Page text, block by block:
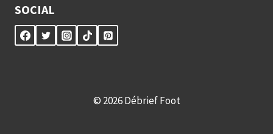
SOCIAL
© 2026 Débrief Foot